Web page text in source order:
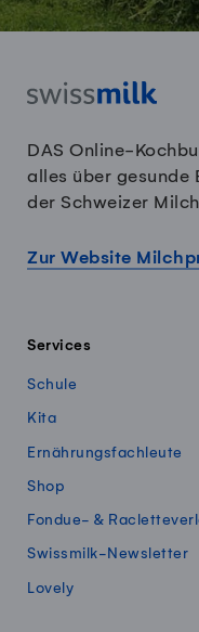
DAS Online-
alles über gesunde
der Schweizer
Zur Website
Services
Schule
Kita
Ernährungsfachleute
Shop
Fondue- &
Swissmilk-Newsletter
Lovely